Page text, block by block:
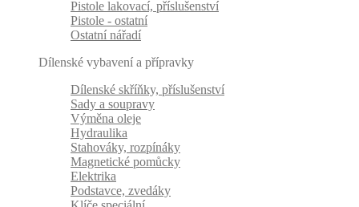
Pistole lakovací, příslušenství
Pistole - ostatní
Ostatní nářadí
Dílenské vybavení a přípravky
Dílenské skříňky, příslušenství
Sady a soupravy
Výměna oleje
Hydraulika
Stahováky, rozpínáky
Magnetické pomůcky
Elektrika
Podstavce, zvedáky